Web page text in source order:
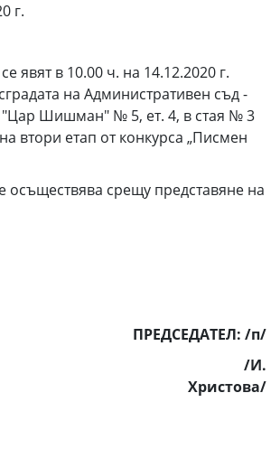
г.
явят в 10.00 ч. на 14.12.2020 г.
на Административен съд -
"Цар Шишман" № 5, ет. 4, в стая № 3
втори етап от конкурса „Писмен
осъществява срещу представяне на
ПРЕДСЕДАТЕЛ: /п/
И.
Христова/